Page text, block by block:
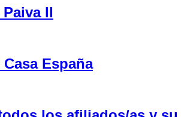
II
España